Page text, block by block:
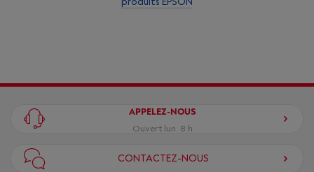
APPELEZ-NOUS
Ouvert lun. 8 h
CONTACTEZ-NOUS